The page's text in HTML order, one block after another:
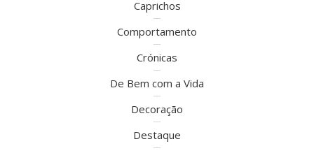
Caprichos
Comportamento
Crónicas
De Bem com a Vida
Decoração
Destaque